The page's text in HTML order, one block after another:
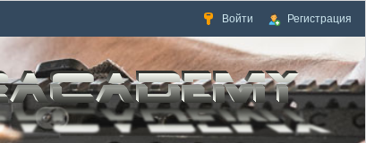
Войти Регистрация